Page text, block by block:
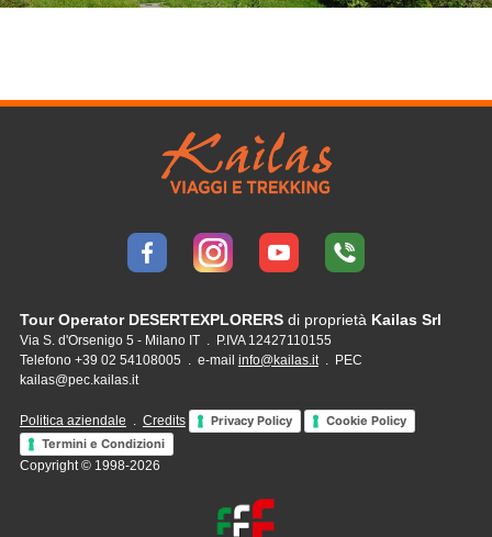
Tour Operator DESERTEXPLORERSdi proprietà Kailas Srl
Via S. d'Orsenigo 5 - Milano IT . P.IVA 12427110155
Telefono +39 02 54108005 . e-mail info@kailas.it. PEC
kailas@pec.kailas.it
Politica aziendale Credits Privacy Policy
Cookie Policy
Termini e Condizioni
Copyright © 1998-2026